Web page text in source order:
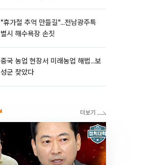
"휴가철 추억 만들길"...전남광주특
별시 해수욕장 손짓
중국 농업 현장서 미래농업 해법...보
성군 찾았다